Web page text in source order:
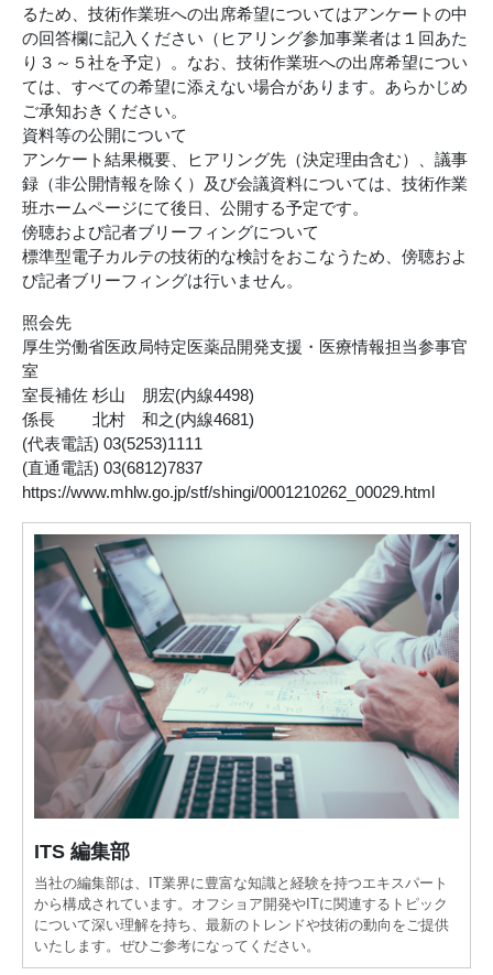
るため、技術作業班への出席希望についてはアンケートの中
の回答欄に記入ください（ヒアリング参加事業者は１回あた
り３～５社を予定）。なお、技術作業班への出席希望につい
ては、すべての希望に添えない場合があります。あらかじめ
ご承知おきください。
資料等の公開について
アンケート結果概要、ヒアリング先（決定理由含む）、議事
録（非公開情報を除く）及び会議資料については、技術作業
班ホームページにて後日、公開する予定です。
傍聴および記者ブリーフィングについて
標準型電子カルテの技術的な検討をおこなうため、傍聴およ
び記者ブリーフィングは行いません。
照会先
厚生労働省医政局特定医薬品開発支援・医療情報担当参事官
室
室長補佐 杉山 朋宏(内線4498)
係長 北村 和之(内線4681)
(代表電話) 03(5253)1111
(直通電話) 03(6812)7837
https://www.mhlw.go.jp/stf/shingi/0001210262_00029.html
ITS 編集部
当社の編集部は、IT業界に豊富な知識と経験を持つエキスパート
から構成されています。オフショア開発やITに関連するトピック
について深い理解を持ち、最新のトレンドや技術の動向をご提供
いたします。ぜひご参考になってください。